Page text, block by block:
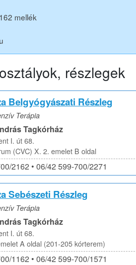
mellék
részlegek
Belgyógyászati Részleg
Terápia
Tagkórház
I. út 68.
(CVC) X. 2. emelet B oldal
2162 • 06/42 599-700/2271
Sebészeti Részleg
Terápia
Tagkórház
I. út 68.
A oldal (201-205 kórterem)
1162 • 06/42 599-700/1571